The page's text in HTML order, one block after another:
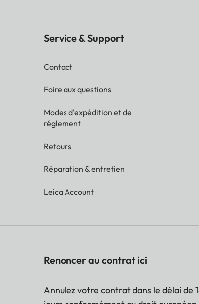
Service & Support
Contact
Foire aux questions
Modes d'expédition et de
réglement
Retours
Réparation & entretien
Leica Account
Renoncer au contrat ici
Annulez votre contrat dans le délai de